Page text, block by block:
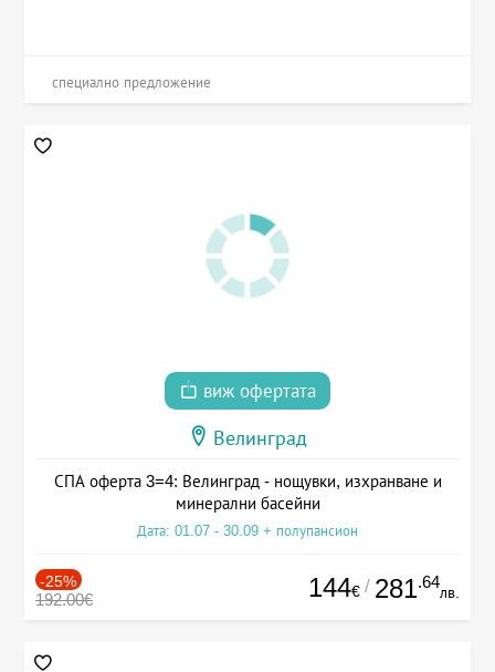
специално предложение
виж офертата
Велинград
СПА оферта 3=4: Велинград - нощувки, изхранване и
минерални басейни
Дата: 01.07 - 30.09 + полупансион
-25%
192.00€ 144€ / 281.64
лв.